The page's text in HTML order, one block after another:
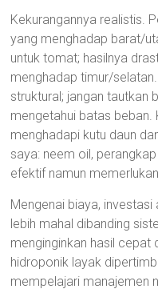
Kekurangannya realistis.
yang menghadap barat/
untuk tomat; hasilnya
menghadap timur/
struktural; jangan tautkan
mengetahui batas beban.
menghadapi kutu daun
saya: neem oil,
efektif namun
Mengenai biaya,
lebih mahal dibanding
menginginkan hasil cepat
hidroponik layak
mempelajari manajemen